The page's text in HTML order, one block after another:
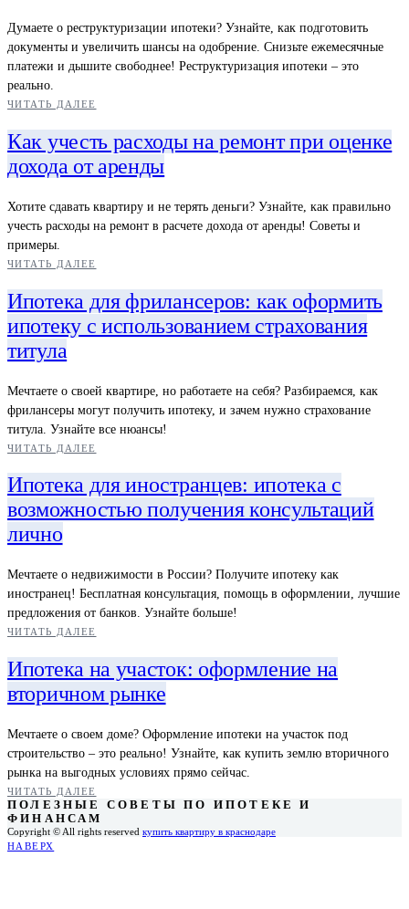
Думаете о реструктуризации ипотеки? Узнайте, как подготовить
документы и увеличить шансы на одобрение. Снизьте ежемесячные
платежи и дышите свободнее! Реструктуризация ипотеки – это
реально.
ЧИТАТЬ ДАЛЕЕ
Как учесть расходы на ремонт при оценке
дохода от аренды
Хотите сдавать квартиру и не терять деньги? Узнайте, как правильно
учесть расходы на ремонт в расчете дохода от аренды! Советы и
примеры.
ЧИТАТЬ ДАЛЕЕ
Ипотека для фрилансеров: как оформить
ипотеку с использованием страхования
титула
Мечтаете о своей квартире, но работаете на себя? Разбираемся, как
фрилансеры могут получить ипотеку, и зачем нужно страхование
титула. Узнайте все нюансы!
ЧИТАТЬ ДАЛЕЕ
Ипотека для иностранцев: ипотека с
возможностью получения консультаций
лично
Мечтаете о недвижимости в России? Получите ипотеку как
иностранец! Бесплатная консультация, помощь в оформлении, лучшие
предложения от банков. Узнайте больше!
ЧИТАТЬ ДАЛЕЕ
Ипотека на участок: оформление на
вторичном рынке
Мечтаете о своем доме? Оформление ипотеки на участок под
строительство – это реально! Узнайте, как купить землю вторичного
рынка на выгодных условиях прямо сейчас.
ЧИТАТЬ ДАЛЕЕ
ПОЛЕЗНЫЕ СОВЕТЫ ПО ИПОТЕКЕ И
ФИНАНСАМ
Copyright © All rights reserved купить квартиру в краснодаре
НАВЕРХ